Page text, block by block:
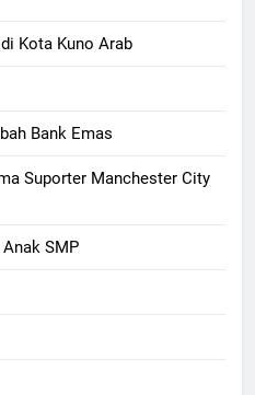
Kota Kuno Arab
Bank Emas
Suporter Manchester City
SMP